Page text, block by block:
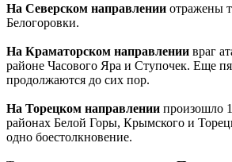
На Северском направлении отражены
Белогоровки.
На Краматорском направлении враг
районе Часового Яра и Ступочек. Еще
продолжаются до сих пор.
На Торецком направлении произошло
районах Белой Горы, Крымского и
одно боестолкновение.